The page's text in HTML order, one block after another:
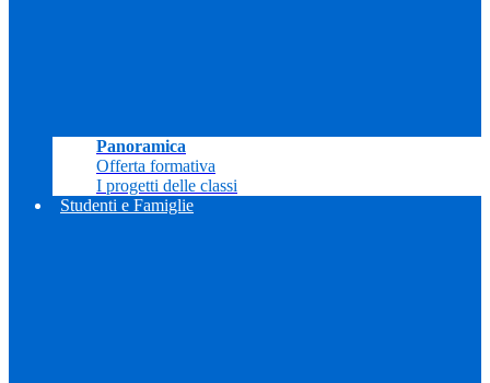
Panoramica
Offerta formativa
I progetti delle classi
Studenti e Famiglie